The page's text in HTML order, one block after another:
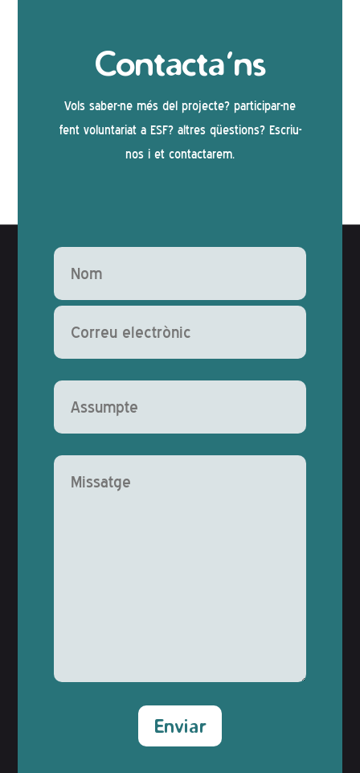
Contacta’ns
Vols saber-ne més del projecte? participar-ne
fent voluntariat a ESF? altres qüestions? Escriu-
nos i et contactarem.
Deixeu aquest camp buit.